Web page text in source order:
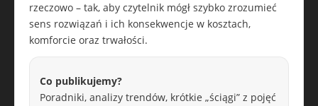
rzeczowo – tak, aby czytelnik mógł szybko zrozumieć
sens rozwiązań i ich konsekwencje w kosztach,
komforcie oraz trwałości.
Co publikujemy?
Poradniki, analizy trendów, krótkie „ściągi” z pojęć